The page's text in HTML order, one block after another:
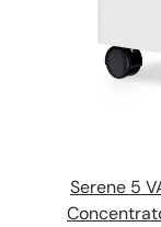
Serene 5